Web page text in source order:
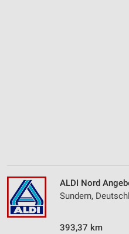
ALDI Nord
Sundern,
393,37 km